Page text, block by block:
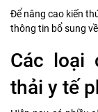
Để nâng cao kiến
thông tin bổ sung
Các loại
thải y tế